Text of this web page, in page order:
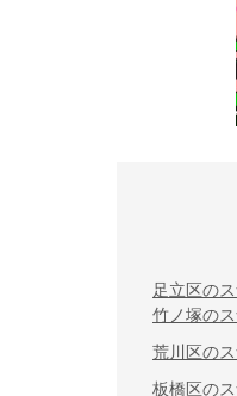
足立区の
竹ノ塚の
荒川区の
板橋区の